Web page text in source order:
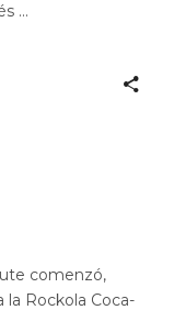
comenzó,
Rockola Coca-